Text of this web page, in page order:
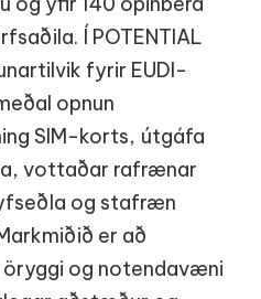
Í POTENTIAL
fyrir EUDI-
opnun
SIM-korts, útgáfa
vottaðar rafrænar
og stafræn
er að
og notendavæni